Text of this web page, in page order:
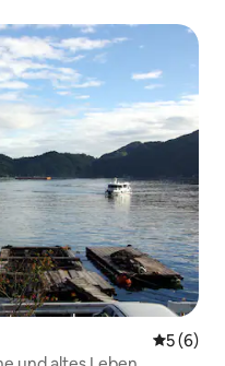
Zeit
einzigartigen Utensilien
5 (6)